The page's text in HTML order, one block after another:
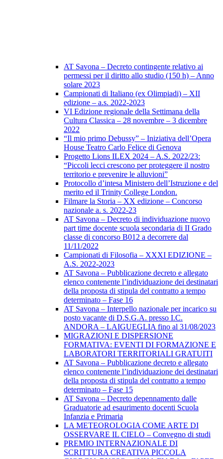
AT Savona – Decreto contingente relativo ai
permessi per il diritto allo studio (150 h) – Anno
solare 2023
Campionati di Italiano (ex Olimpiadi) – XII
edizione – a.s. 2022-2023
VI Edizione regionale della Settimana della
Cultura Classica – 28 novembre – 3 dicembre
2022
“Il mio primo Debussy” – Iniziativa dell’Opera
House Teatro Carlo Felice di Genova
Progetto Lions ILEX 2024 – A.S. 2022/23:
“Piccoli lecci crescono per proteggere il nostro
territorio e prevenire le alluvioni”
Protocollo d’intesa Ministero dell’Istruzione e del
merito ed il Trinity College London.
Filmare la Storia – XX edizione – Concorso
nazionale a. s. 2022-23
AT Savona – Decreto di individuazione nuovo
part time docente scuola secondaria di II Grado
classe di concorso B012 a decorrere dal
11/11/2022
Campionati di Filosofia – XXXI EDIZIONE –
A.S. 2022-2023
AT Savona – Pubblicazione decreto e allegato
elenco contenente l’individuazione dei destinatari
della proposta di stipula del contratto a tempo
determinato – Fase 16
AT Savona – Interpello nazionale per incarico su
posto vacante di D.S.G.A. presso I.C.
ANDORA – LAIGUEGLIA fino al 31/08/2023
MIGRAZIONI E DISPERSIONE
FORMATIVA: EVENTI DI FORMAZIONE E
LABORATORI TERRITORIALI GRATUITI
AT Savona – Pubblicazione decreto e allegato
elenco contenente l’individuazione dei destinatari
della proposta di stipula del contratto a tempo
determinato – Fase 15
AT Savona – Decreto depennamento dalle
Graduatorie ad esaurimento docenti Scuola
Infanzia e Primaria
LA METEOROLOGIA COME ARTE DI
OSSERVARE IL CIELO – Convegno di studi
PREMIO INTERNAZIONALE DI
SCRITTURA CREATIVA PICCOLA